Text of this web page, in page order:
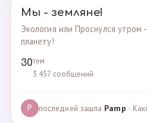
Мы - земляне!
Экология или Проснулся
планету!
30тем
3 457 сообщений
P последней зашла Pamp ·